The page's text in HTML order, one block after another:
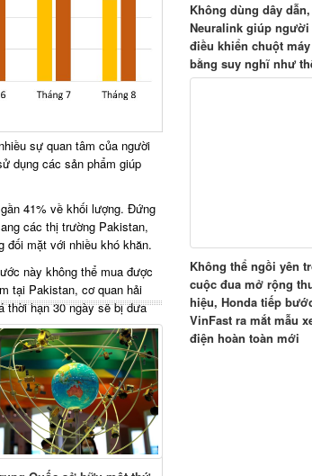
sự quan tâm của người
dụng các sản phẩm giúp
41% về khối lượng. Đứng
các thị trường Pakistan,
đối mặt với nhiều khó khăn.
này không thể mua được
tại Pakistan, cơ quan hải
thời hạn 30 ngày sẽ bị đưa
chè nói riêng của Việt Nam
là quá thời hạn 30 ngày kể
để phối hợp xử lý, không
tịch thu bán đấu giá.
Không dùng dây dẫn,
Neuralink giúp người
điều khiển chuột
bằng suy nghĩ như
Không thể ngồi yên
cuộc đua mở rộng
hiệu, Honda tiếp
VinFast ra mắt mẫu
điện hoàn toàn mới